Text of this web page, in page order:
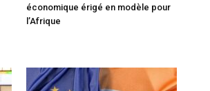
économique érigé en modèle pour
l’Afrique